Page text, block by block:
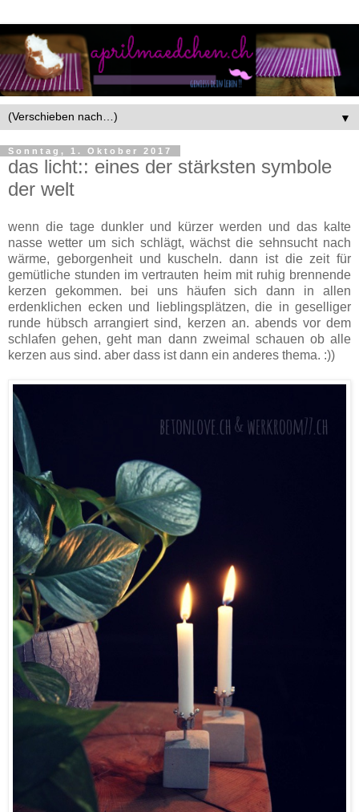
▼
Sonntag, 1. Oktober 2017
das licht:: eines der stärksten symbole
der welt
wenn die tage dunkler und kürzer werden und das kalte
nasse wetter um sich schlägt, wächst die sehnsucht nach
wärme, geborgenheit und kuscheln. dann ist die zeit für
gemütliche stunden im vertrauten heim mit ruhig brennende
kerzen gekommen. bei uns häufen sich dann in allen
erdenklichen ecken und lieblingsplätzen, die in geselliger
runde hübsch arrangiert sind, kerzen an. abends vor dem
schlafen gehen, geht man dann zweimal schauen ob alle
kerzen aus sind. aber dass ist dann ein anderes thema. :))